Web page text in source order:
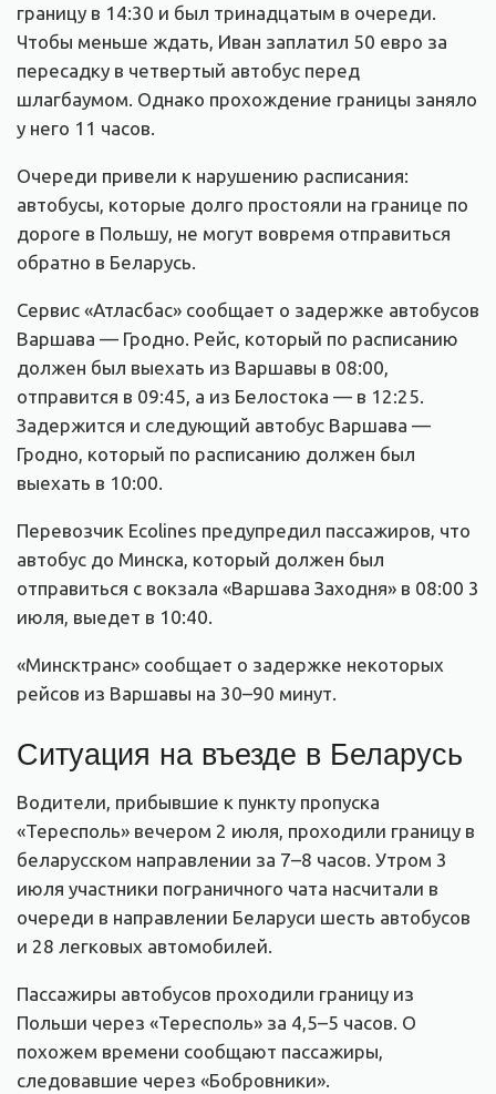
границу в 14:30 и был тринадцатым в очереди.
Чтобы меньше ждать, Иван заплатил 50 евро за
пересадку в четвертый автобус перед
шлагбаумом. Однако прохождение границы заняло
у него 11 часов.
Очереди привели к нарушению расписания:
автобусы, которые долго простояли на границе по
дороге в Польшу, не могут вовремя отправиться
обратно в Беларусь.
Сервис «Атласбас» сообщает о задержке автобусов
Варшава — Гродно. Рейс, который по расписанию
должен был выехать из Варшавы в 08:00,
отправится в 09:45, а из Белостока — в 12:25.
Задержится и следующий автобус Варшава —
Гродно, который по расписанию должен был
выехать в 10:00.
Перевозчик Ecolines предупредил пассажиров, что
автобус до Минска, который должен был
отправиться с вокзала «Варшава Заходня» в 08:00 3
июля, выедет в 10:40.
«Минсктранс» сообщает о задержке некоторых
рейсов из Варшавы на 30–90 минут.
Ситуация на въезде в Беларусь
Водители, прибывшие к пункту пропуска
«Тересполь» вечером 2 июля, проходили границу в
беларусском направлении за 7–8 часов. Утром 3
июля участники пограничного чата насчитали в
очереди в направлении Беларуси шесть автобусов
и 28 легковых автомобилей.
Пассажиры автобусов проходили границу из
Польши через «Тересполь» за 4,5–5 часов. О
похожем времени сообщают пассажиры,
следовавшие через «Бобровники».